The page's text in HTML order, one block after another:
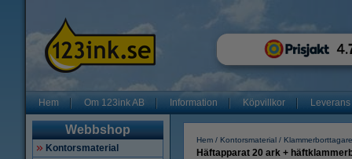
Hem Om 123ink AB Information Köpvillkor Leverans
Webbshop
Kontorsmaterial
Hem Kontorsmaterial Klammerborttagare
Häftapparat 20 ark +